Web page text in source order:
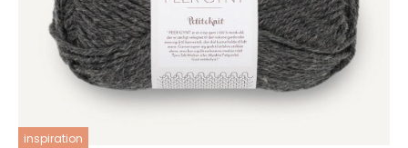
inspiration